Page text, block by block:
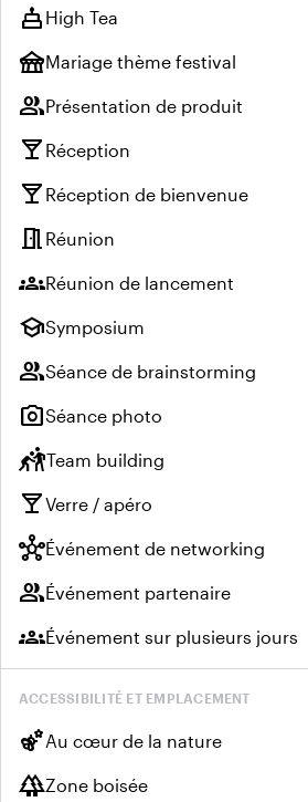
cake High Tea
festivalMariage thème festival
groupPrésentation de produit
local_bar Réception
local_bar Réception de bienvenue
meeting_room Réunion
groupsRéunion de lancement
schoolSymposium
groupSéance de brainstorming
photo_cameraSéance photo
sports_kabaddiTeam building
local_barVerre / apéro
hubÉvénement de networking
groupÉvénement partenaire
groupsÉvénement sur plusieurs jours
ACCESSIBILITÉ ET EMPLACEMENT
emoji_natureAu cœur de la nature
forestZone boisée